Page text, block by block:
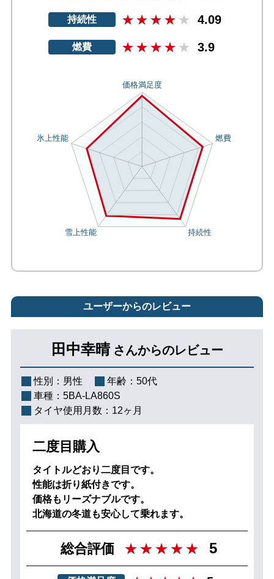
持続性 4.09
燃費 3.9
ユーザーからのレビュー
田中幸晴 さんからのレビュー
性別： 男性 年齢： 50代
車種： 5BA-LA860S
タイヤ使用月数： 12ヶ月
二度目購入
タイトルどおり二度目です。
性能は折り紙付きです。
価格もリーズナブルです。
北海道の冬道も安心して乗れます。
総合評価 5